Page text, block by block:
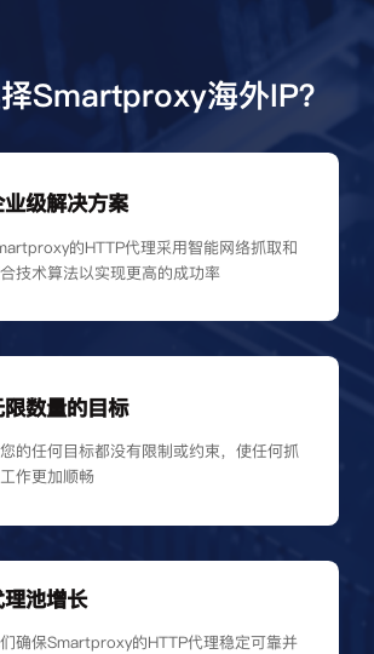
Smartproxy海外IP？
级解决方案
的HTTP代理采用智能网络抓取和
技术算法以实现更高的成功率
数量的目标
的任何目标都没有限制或约束，使任何抓
作更加顺畅
池增长
确保Smartproxy的HTTP代理稳定可靠并